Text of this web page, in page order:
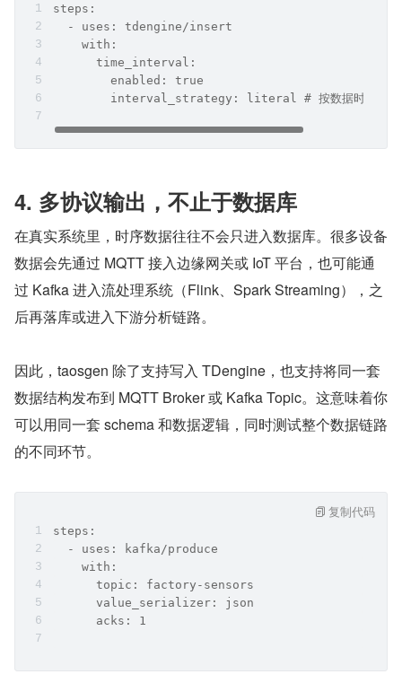
steps:
  - uses: tdengine/insert
    with:
      time_interval:
        enabled: true
interval_strategy: literal # 按数据时间戳精
4. 多协议输出，不止于数据库
在真实系统里，时序数据往往不会只进入数据库。很多设备
数据会先通过 MQTT 接入边缘网关或 IoT 平台，也可能通
过 Kafka 进入流处理系统（Flink、Spark Streaming），之
后再落库或进入下游分析链路。
因此，taosgen 除了支持写入 TDengine，也支持将同一套
数据结构发布到 MQTT Broker 或 Kafka Topic。这意味着你
可以用同一套 schema 和数据逻辑，同时测试整个数据链路
的不同环节。
steps:
  - uses: kafka/produce
    with:
      topic: factory-sensors
      value_serializer: json
      acks: 1
复制代码